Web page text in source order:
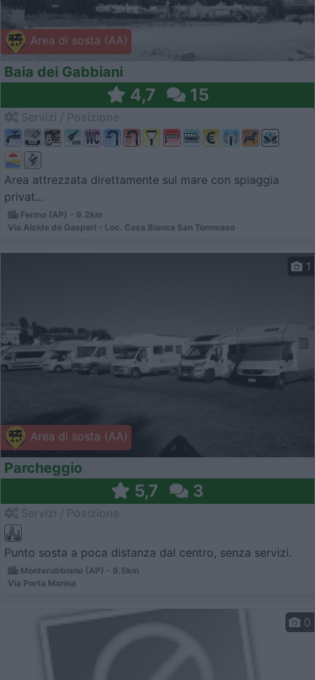
Area di sosta (AA)
Baia dei Gabbiani
4,7 15
Area attrezzata direttamente sul mare con spiaggia
privat...
Fermo (AP) - 9.2km
Via Alcide de Gasperi - Loc. Casa Bianca San Tommaso
Area di sosta (AA)
1
Parcheggio
5,7 3
Punto sosta a poca distanza dal centro, senza servizi.
Monterubbiano (AP) - 9.5km
Via Porta Marina
0